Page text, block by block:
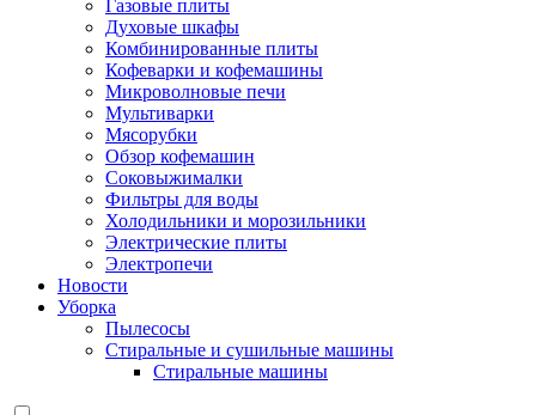
Газовые плиты
Духовые шкафы
Комбинированные плиты
Кофеварки и кофемашины
Микроволновые печи
Мультиварки
Мясорубки
Обзор кофемашин
Соковыжималки
Фильтры для воды
Холодильники и морозильники
Электрические плиты
Электропечи
Новости
Уборка
Пылесосы
Стиральные и сушильные машины
Стиральные машины